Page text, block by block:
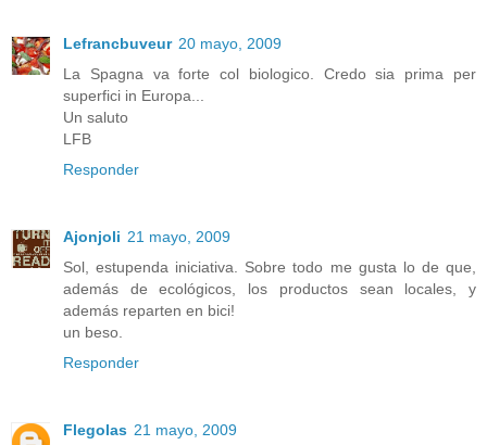
Lefrancbuveur 20 mayo, 2009
La Spagna va forte col biologico. Credo sia prima per
superfici in Europa...
Un saluto
LFB
Responder
Ajonjoli 21 mayo, 2009
Sol, estupenda iniciativa. Sobre todo me gusta lo de que,
además de ecológicos, los productos sean locales, y
además reparten en bici!
un beso.
Responder
Flegolas 21 mayo, 2009